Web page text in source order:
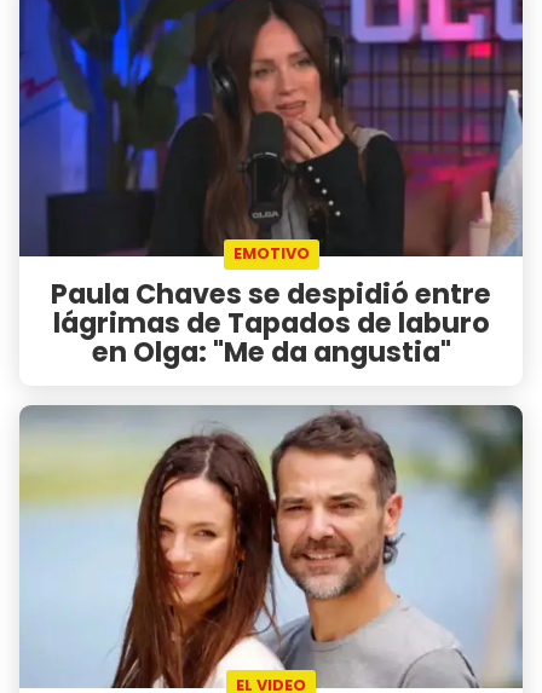
EMOTIVO
Paula Chaves se despidió entre
lágrimas de Tapados de laburo
en Olga: "Me da angustia"
EL VIDEO